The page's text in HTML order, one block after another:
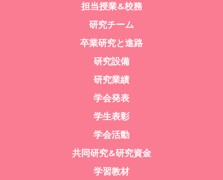
担当授業&校務
研究チーム
卒業研究と進路
研究設備
研究業績
学会発表
学生表彰
学会活動
共同研究&研究資金
学習教材